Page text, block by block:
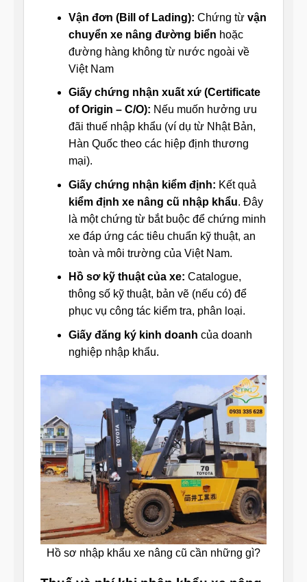
Vận đơn (Bill of Lading): Chứng từ vận
chuyển xe nâng đường biển hoặc
đường hàng không từ nước ngoài về
Việt Nam
Giấy chứng nhận xuất xứ (Certificate
of Origin – C/O): Nếu muốn hưởng ưu
đãi thuế nhập khẩu (ví dụ từ Nhật Bản,
Hàn Quốc theo các hiệp định thương
mại).
Giấy chứng nhận kiểm định: Kết quả
kiểm định xe nâng cũ nhập khẩu. Đây
là một chứng từ bắt buộc để chứng minh
xe đáp ứng các tiêu chuẩn kỹ thuật, an
toàn và môi trường của Việt Nam.
Hồ sơ kỹ thuật của xe: Catalogue,
thông số kỹ thuật, bản vẽ (nếu có) để
phục vụ công tác kiểm tra, phân loại.
Giấy đăng ký kinh doanh của doanh
nghiệp nhập khẩu.
Hồ sơ nhập khẩu xe nâng cũ cần những gì?